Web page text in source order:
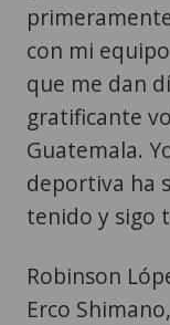
con mi
que me dan
gratificante
Guatemala.
deportiva ha
tenido y sigo
Robinson
Erco